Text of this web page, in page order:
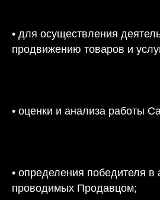
• для осуществления
продвижению товаров и
• оценки и анализа работы
• определения победителя в
проводимых Продавцом;